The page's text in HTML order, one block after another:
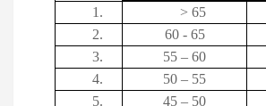
1. > 65
2.
60 - 65
3.
55 – 60
4.
50 – 55
5.
45 – 50